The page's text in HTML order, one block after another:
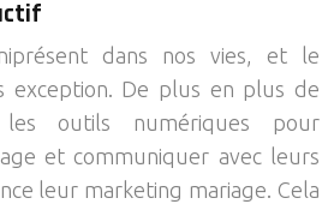
dans nos vies, et le
exception. De plus en plus de
outils numériques pour
et communiquer avec leurs
leur marketing mariage. Cela